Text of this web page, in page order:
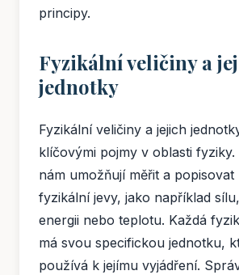
principy.
Fyzikální veličiny a
jednotky
Fyzikální veličiny a jejich
klíčovými pojmy v oblasti
nám umožňují měřit a popisovat
fyzikální jevy, jako například
energii nebo teplotu. Každá
má svou specifickou jednotku,
používá k jejímu vyjádření.